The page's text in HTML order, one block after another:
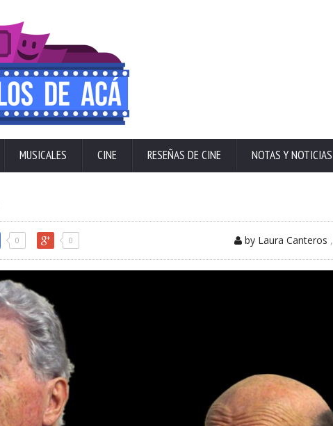
MUSICALES CINE RESEÑAS DE CINE NOTAS Y NOTICIAS
0 0 by Laura Canteros ,